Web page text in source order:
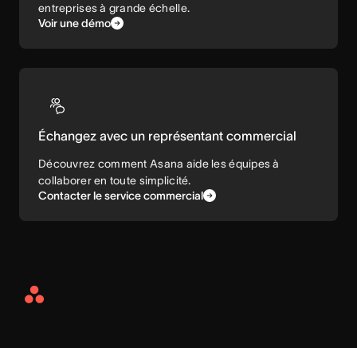
entreprises à grande échelle.
Voir une démo
Échangez avec un représentant commercial
Découvrez comment Asana aide les équipes à
collaborer en toute simplicité.
Contacter le service commercial
Asana